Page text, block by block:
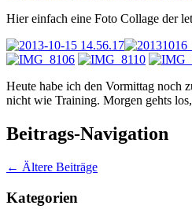
Hier einfach eine Foto Collage der
Heute habe ich den Vormittag noch
nicht wie Training. Morgen gehts
Beitrags-Navigation
← Ältere Beiträge
Kategorien